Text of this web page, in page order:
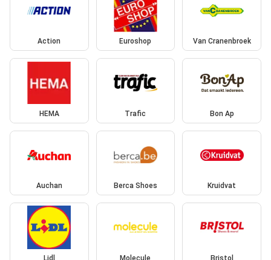
Action Euroshop Van Cranenbroek
HEMA Trafic Bon Ap
Auchan Berca Shoes Kruidvat
Lidl Molecule Bristol